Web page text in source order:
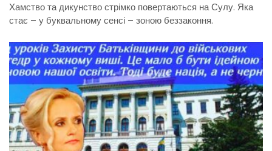
Хамство та дикунство стрімко повертаються на Сулу. Яка
стає – у буквальному сенсі – зоною беззаконня.